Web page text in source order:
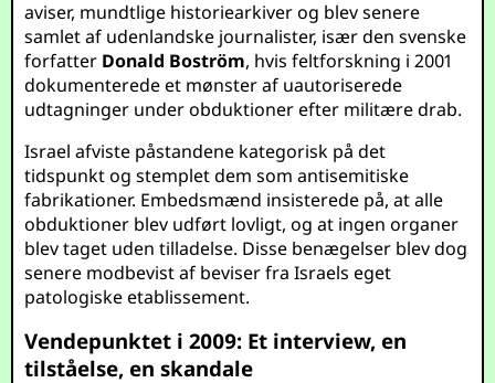
aviser, mundtlige historiearkiver og blev senere
samlet af udenlandske journalister, især den svenske
forfatter Donald Boström, hvis feltforskning i 2001
dokumenterede et mønster af uautoriserede
udtagninger under obduktioner efter militære drab.
Israel afviste påstandene kategorisk på det
tidspunkt og stemplet dem som antisemitiske
fabrikationer. Embedsmænd insisterede på, at alle
obduktioner blev udført lovligt, og at ingen organer
blev taget uden tilladelse. Disse benægelser blev dog
senere modbevist af beviser fra Israels eget
patologiske etablissement.
Vendepunktet i 2009: Et interview, en
tilståelse, en skandale